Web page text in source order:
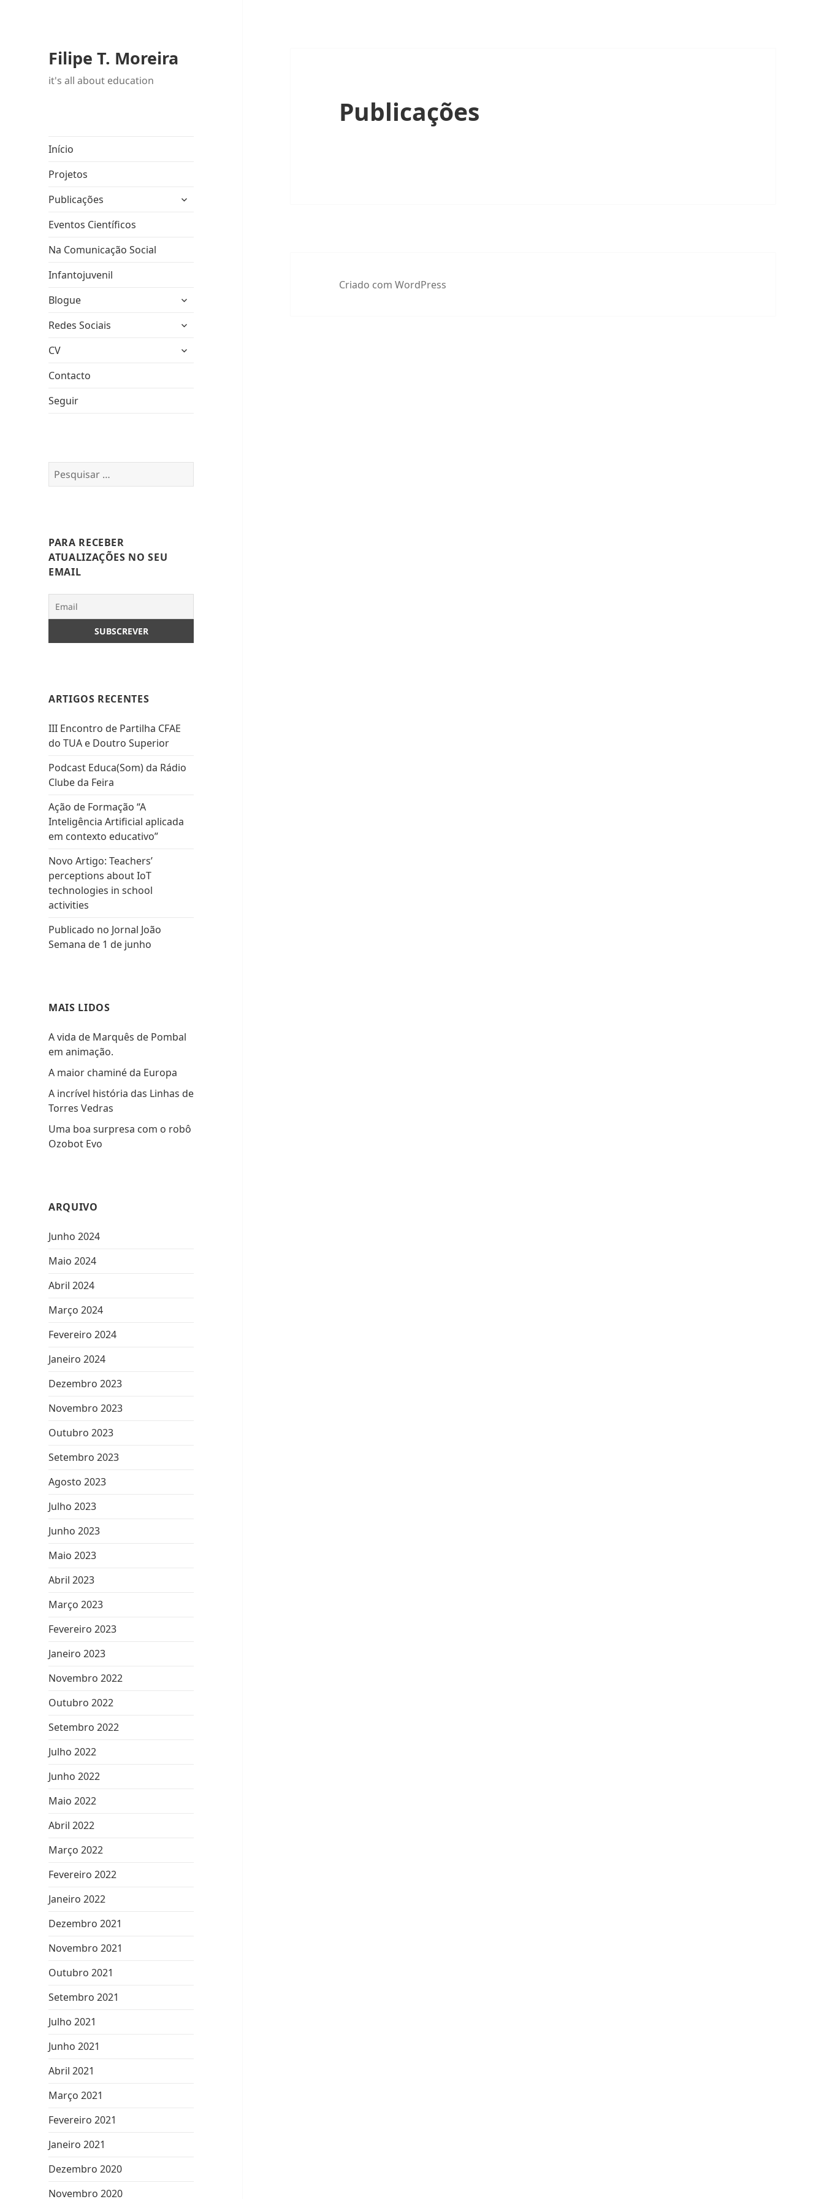
Filipe T. Moreira
it's all about education
Início
Projetos
Publicações
expandir
Eventos Científicos
Na Comunicação Social
Infantojuvenil
Blogue
expandir
Redes Sociais
expandir
CV
expandir
Contacto
Seguir
Pesquisar
por:
PARA RECEBER
ATUALIZAÇÕES NO SEU
EMAIL
ARTIGOS RECENTES
III Encontro de Partilha CFAE
do TUA e Doutro Superior
Podcast Educa(Som) da Rádio
Clube da Feira
Ação de Formação “A
Inteligência Artificial aplicada
em contexto educativo”
Novo Artigo: Teachers’
perceptions about IoT
technologies in school
activities
Publicado no Jornal João
Semana de 1 de junho
MAIS LIDOS
A vida de Marquês de Pombal
em animação.
A maior chaminé da Europa
A incrível história das Linhas de
Torres Vedras
Uma boa surpresa com o robô
Ozobot Evo
ARQUIVO
Junho 2024
Maio 2024
Abril 2024
Março 2024
Fevereiro 2024
Janeiro 2024
Dezembro 2023
Novembro 2023
Outubro 2023
Setembro 2023
Agosto 2023
Julho 2023
Junho 2023
Maio 2023
Abril 2023
Março 2023
Fevereiro 2023
Janeiro 2023
Novembro 2022
Outubro 2022
Setembro 2022
Julho 2022
Junho 2022
Maio 2022
Abril 2022
Março 2022
Fevereiro 2022
Janeiro 2022
Dezembro 2021
Novembro 2021
Outubro 2021
Setembro 2021
Julho 2021
Junho 2021
Abril 2021
Março 2021
Fevereiro 2021
Janeiro 2021
Dezembro 2020
Novembro 2020
Publicações
Criado com WordPress